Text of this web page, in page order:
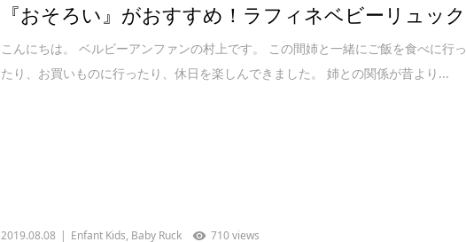
『おそろい』がおすすめ！ラフィネベビーリュック
こんにちは。 ベルビーアンファンの村上です。 この間姉と一緒にご飯を食べに行っ
たり、お買いものに行ったり、休日を楽しんできました。 姉との関係が昔より...
2019.08.08 Enfant Kids, Baby Ruck 710 views